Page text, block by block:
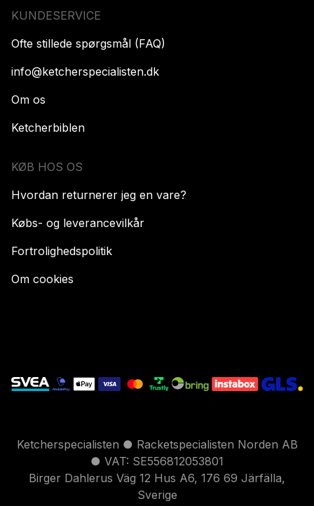
KUNDESERVICE
Ofte stillede spørgsmål (FAQ)
info@ketcherspecialisten.dk
Om os
Ketcherbiblen
KØB HOS OS
Hvordan returnerer jeg en vare?
Købs- og leverancevilkår
Fortrolighedspolitik
Om cookies
Ketcherspecialisten ● Racketspecialisten Norden AB
● VAT: SE556812053801
Birger Dahlerus Väg 12 Hus A6, 176 69 Järfälla,
Sverige